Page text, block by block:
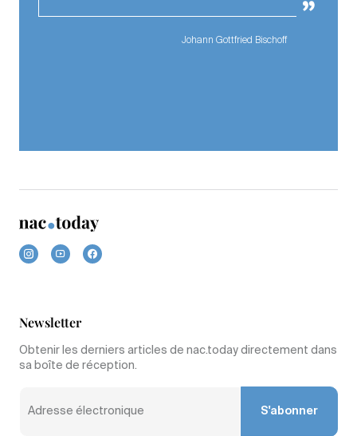
Johann Gottfried Bischoff
Newsletter
Obtenir les derniers articles de nac.today directement dans
sa boîte de réception.
S'abonner